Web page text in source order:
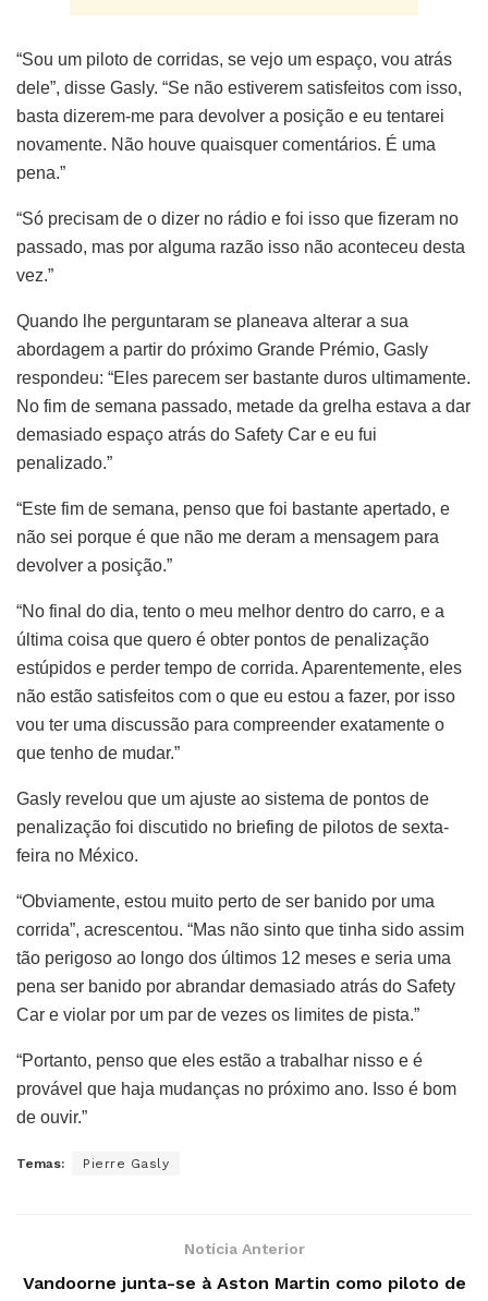
“Sou um piloto de corridas, se vejo um espaço, vou atrás
dele”, disse Gasly. “Se não estiverem satisfeitos com isso,
basta dizerem-me para devolver a posição e eu tentarei
novamente. Não houve quaisquer comentários. É uma
pena.”
“Só precisam de o dizer no rádio e foi isso que fizeram no
passado, mas por alguma razão isso não aconteceu desta
vez.”
Quando lhe perguntaram se planeava alterar a sua
abordagem a partir do próximo Grande Prémio, Gasly
respondeu: “Eles parecem ser bastante duros ultimamente.
No fim de semana passado, metade da grelha estava a dar
demasiado espaço atrás do Safety Car e eu fui
penalizado.”
“Este fim de semana, penso que foi bastante apertado, e
não sei porque é que não me deram a mensagem para
devolver a posição.”
“No final do dia, tento o meu melhor dentro do carro, e a
última coisa que quero é obter pontos de penalização
estúpidos e perder tempo de corrida. Aparentemente, eles
não estão satisfeitos com o que eu estou a fazer, por isso
vou ter uma discussão para compreender exatamente o
que tenho de mudar.”
Gasly revelou que um ajuste ao sistema de pontos de
penalização foi discutido no briefing de pilotos de sexta-
feira no México.
“Obviamente, estou muito perto de ser banido por uma
corrida”, acrescentou. “Mas não sinto que tinha sido assim
tão perigoso ao longo dos últimos 12 meses e seria uma
pena ser banido por abrandar demasiado atrás do Safety
Car e violar por um par de vezes os limites de pista.”
“Portanto, penso que eles estão a trabalhar nisso e é
provável que haja mudanças no próximo ano. Isso é bom
de ouvir.”
Temas: Pierre Gasly
Notícia Anterior
Vandoorne junta-se à Aston Martin como piloto de